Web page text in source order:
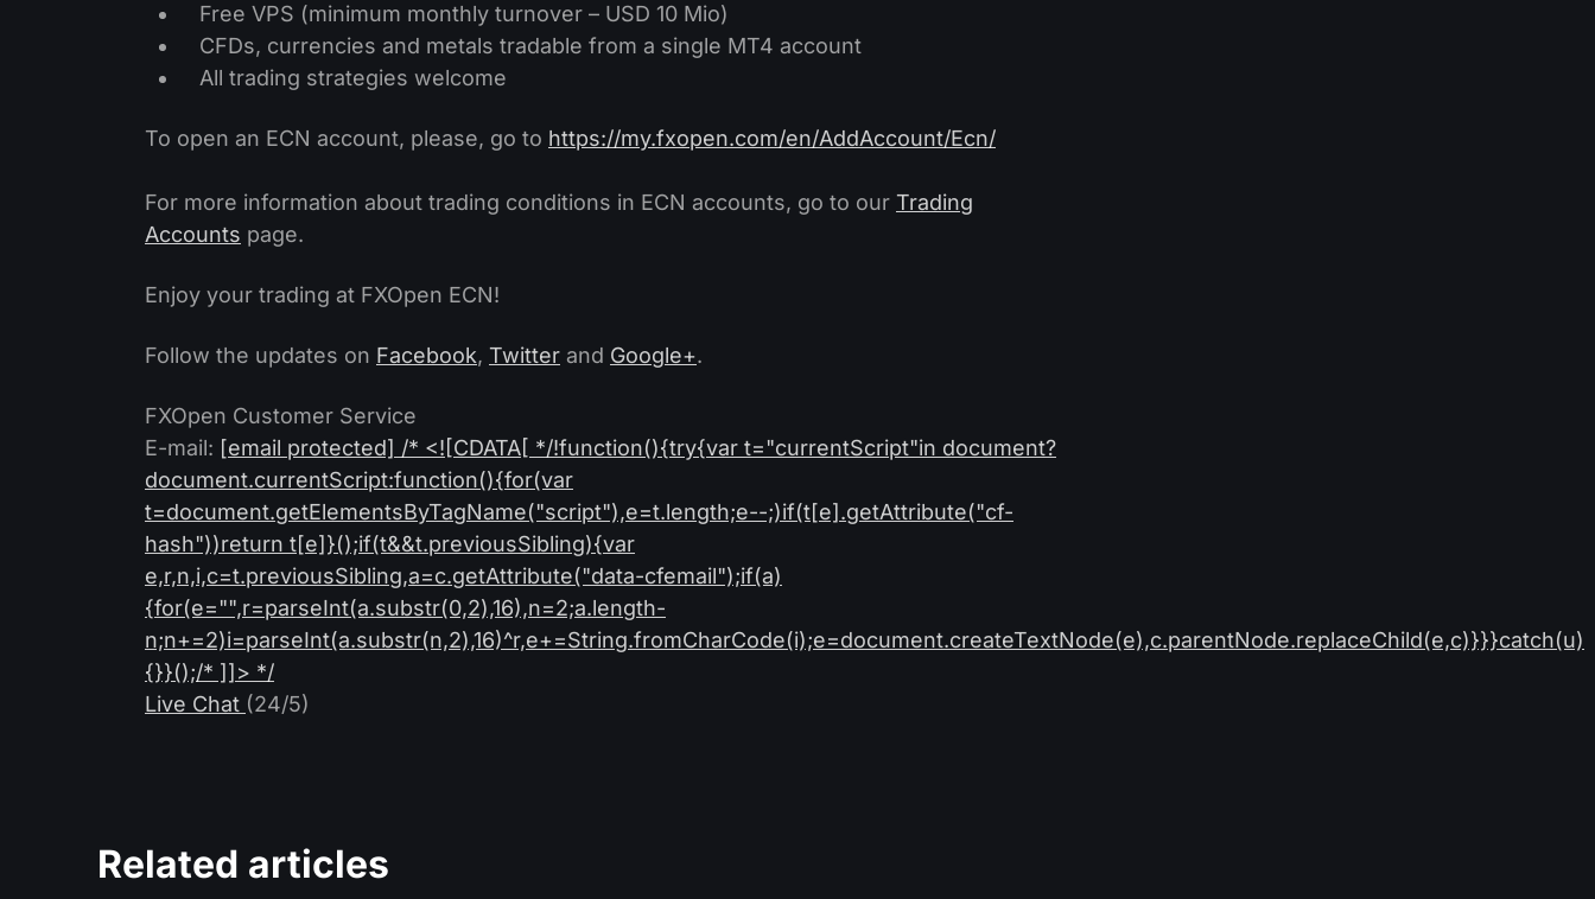
Free VPS (minimum monthly turnover – USD 10 Mio)
CFDs, currencies and metals tradable from a single MT4 account
All trading strategies welcome
To open an ECN account, please, go to https://my.fxopen.com/en/AddAccount/Ecn/
For more information about trading conditions in ECN accounts, go to our Trading
Accounts page.
Enjoy your trading at FXOpen ECN!
Follow the updates on Facebook, Twitter and Google+.
FXOpen Customer Service
E-mail: [email protected] /* <![CDATA[ */!function(){try{var t="currentScript"in document?
document.currentScript:function(){for(var
t=document.getElementsByTagName("script"),e=t.length;e--;)if(t[e].getAttribute("cf-
hash"))return t[e]}();if(t&&t.previousSibling){var
e,r,n,i,c=t.previousSibling,a=c.getAttribute("data-cfemail");if(a)
{for(e="",r=parseInt(a.substr(0,2),16),n=2;a.length-
n;n+=2)i=parseInt(a.substr(n,2),16)^r,e+=String.fromCharCode(i);e=document.createTextNode(e),c.parentNode.replaceChild(e,c)}}}catch(u)
{}}();/* ]]> */
Live Chat (24/5)
Related articles